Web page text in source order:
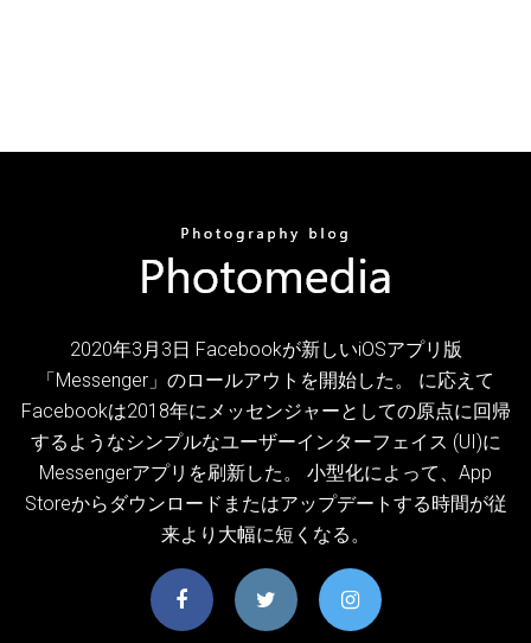
2020年3月3日 Facebookが新しいiOSアプリ版
「Messenger」のロールアウトを開始した。 に応えて
Facebookは2018年にメッセンジャーとしての原点に回帰
するようなシンプルなユーザーインターフェイス (UI)に
Messengerアプリを刷新した。 小型化によって、App
Storeからダウンロードまたはアップデートする時間が従
来より大幅に短くなる。